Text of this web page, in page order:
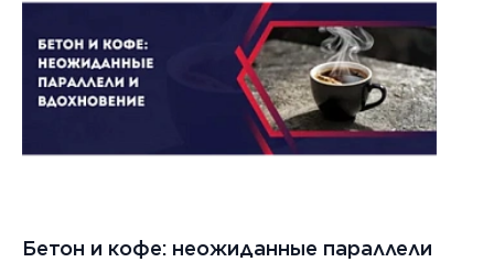
Бетон и кофе: неожиданные параллели